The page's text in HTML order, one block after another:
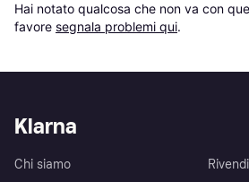
Hai notato qualcosa che non va con
favore segnala problemi qui.
Klarna
Chi siamo
Rivendi